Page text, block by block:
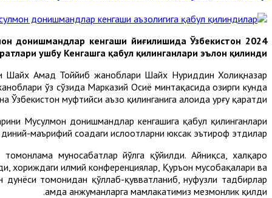
донишмандлар кенгаши йиғилишида Ўзбекистон
ушбу Кенгашга қабул қилинганлари эълон қилинди.
Шайх Аҳмад Тоййиб жаноблари Шайх Нуриддин Холиқназар
ўз сўзида Марказий Осиё минтақасида ҳозирги кунда
муфтийси аъзо қилинганига алоҳида урғу қаратди.
Мусулмон донишмандлар кенгашига қабул қилинганлари
маърифий соҳадаги ислоҳотларни юксак эътироф этдилар.
муносабатлар йўлга қўйилди. Айниқса, халқаро
хориждаги илмий конференциялар, Қуръон мусобақалари ва
томонидан қўллаб-қувватланиб, нуфузли тадбирлар
ҳамда анжуманларга мамлакатимиз мезмонлик қилди.